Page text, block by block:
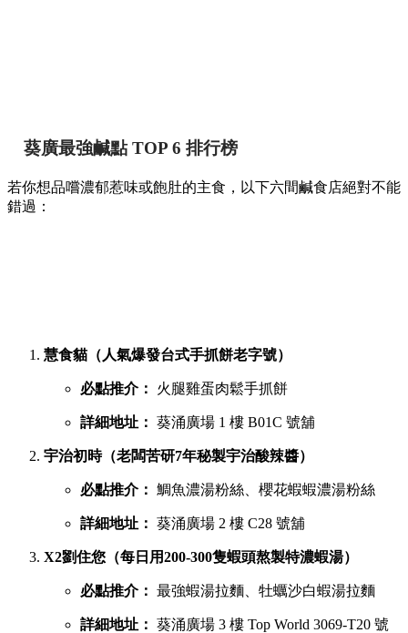
葵廣最強鹹點 TOP 6 排行榜
若你想品嚐濃郁惹味或飽肚的主食，以下六間鹹食店絕對不能
錯過：
慧食貓（人氣爆發台式手抓餅老字號）
必點推介： 火腿雞蛋肉鬆手抓餅
詳細地址： 葵涌廣場 1 樓 B01C 號舖
宇治初時（老闆苦研7年秘製宇治酸辣醬）
必點推介： 鯛魚濃湯粉絲、櫻花蝦蝦濃湯粉絲
詳細地址： 葵涌廣場 2 樓 C28 號舖
X2劉住您（每日用200-300隻蝦頭熬製特濃蝦湯）
必點推介： 最強蝦湯拉麵、牡蠣沙白蝦湯拉麵
詳細地址： 葵涌廣場 3 樓 Top World 3069-T20 號